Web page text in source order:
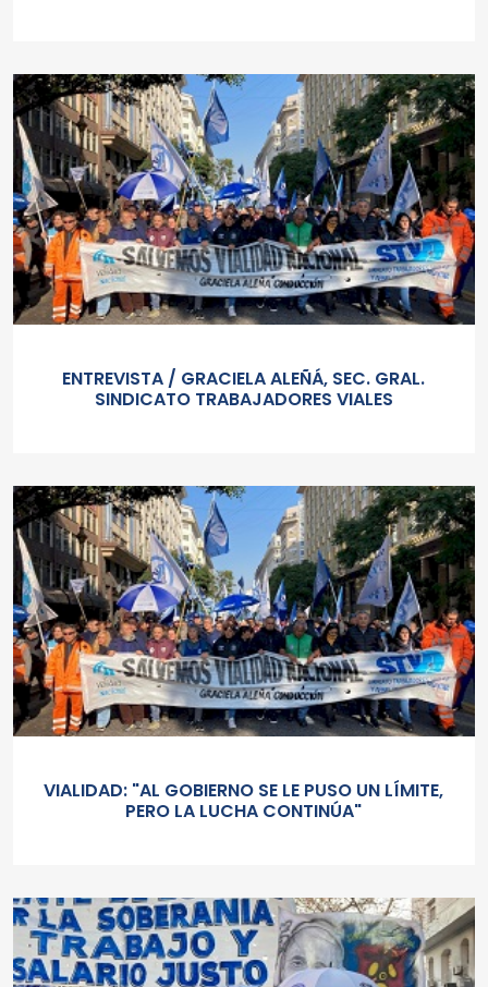
ENTREVISTA / GRACIELA ALEÑÁ, SEC. GRAL.
SINDICATO TRABAJADORES VIALES
VIALIDAD: "AL GOBIERNO SE LE PUSO UN LÍMITE,
PERO LA LUCHA CONTINÚA"